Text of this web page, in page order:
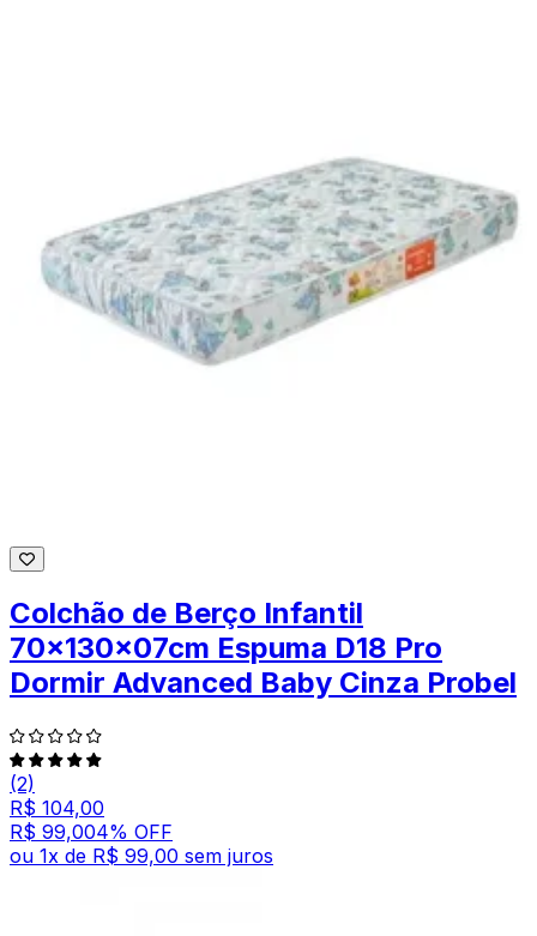
Colchão de Berço Infantil
70x130x07cm Espuma D18 Pro
Dormir Advanced Baby Cinza Probel
(2)
R$ 104,00
R$ 99,004% OFF
ou 1x de R$ 99,00 sem juros